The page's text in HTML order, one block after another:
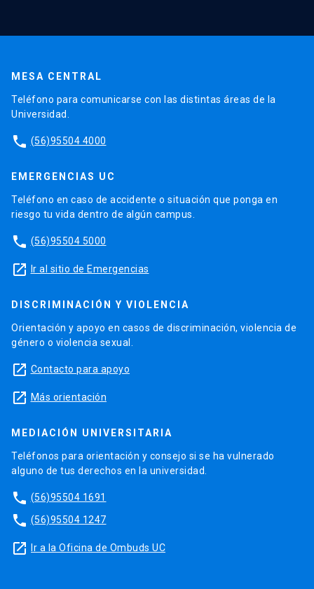
MESA CENTRAL
Teléfono para comunicarse con las distintas áreas de la
Universidad.
phone (56)95504 4000
EMERGENCIAS UC
Teléfono en caso de accidente o situación que ponga en
riesgo tu vida dentro de algún campus.
phone (56)95504 5000
launch Ir al sitio de Emergencias
DISCRIMINACIÓN Y VIOLENCIA
Orientación y apoyo en casos de discriminación, violencia de
género o violencia sexual.
launch Contacto para apoyo
launch Más orientación
MEDIACIÓN UNIVERSITARIA
Teléfonos para orientación y consejo si se ha vulnerado
alguno de tus derechos en la universidad.
phone (56)95504 1691
phone (56)95504 1247
launch Ir a la Oficina de Ombuds UC